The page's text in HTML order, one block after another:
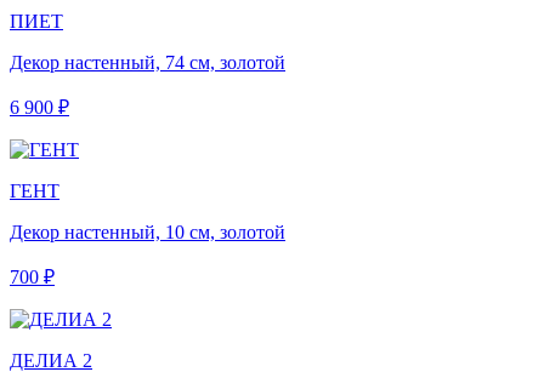
ПИЕТ
Декор настенный, 74 см, золотой
6 900 ₽
ГЕНТ
Декор настенный, 10 см, золотой
700 ₽
ДЕЛИА 2